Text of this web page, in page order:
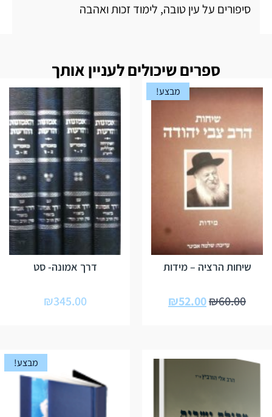
סיפורים על עין טובה, לימוד זכות ואהבה
ספרים שיכולים לעניין אותך
מבצע!
שיחות הרציה – מידות
₪60.00
₪52.00
דרך אמונה- סט
₪345.00
מבצע!